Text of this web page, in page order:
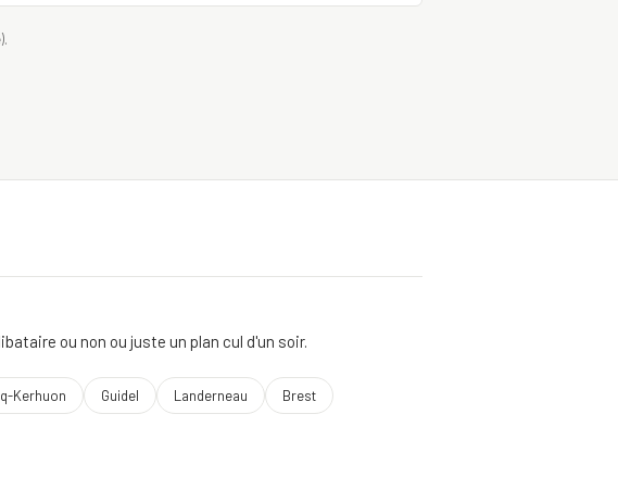
ou non ou juste un plan cul d'un soir.
Kerhuon Guidel Landerneau Brest